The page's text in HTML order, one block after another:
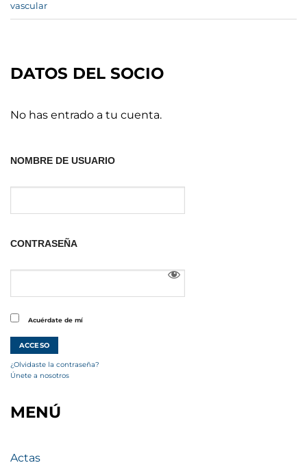
vascular
DATOS DEL SOCIO
No has entrado a tu cuenta.
NOMBRE DE USUARIO
CONTRASEÑA
Acuérdate de mí
¿Olvidaste la contraseña?
Únete a nosotros
MENÚ
Actas